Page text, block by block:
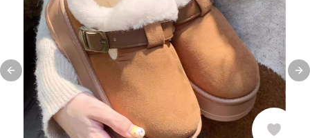
Previous slide